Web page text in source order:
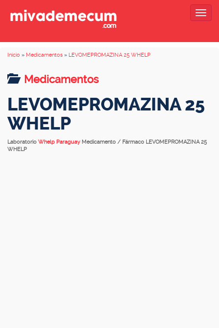
Inicio » Medicamentos » LEVOMEPROMAZINA 25 WHELP
Medicamentos
LEVOMEPROMAZINA 25
WHELP
Laboratorio Whelp Paraguay Medicamento / Fármaco LEVOMEPROMAZINA 25
WHELP